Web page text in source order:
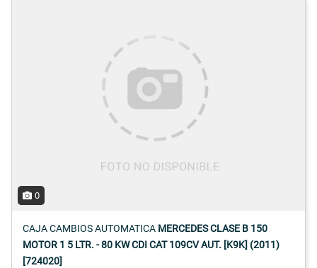
0
CAJA CAMBIOS AUTOMATICA MERCEDES CLASE B 150
MOTOR 1 5 LTR. - 80 KW CDI CAT 109CV AUT. [K9K] (2011)
[724020]